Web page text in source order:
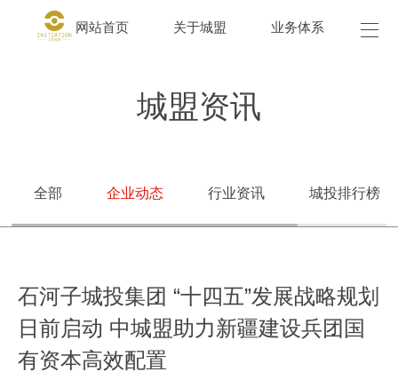
网站首页 关于城盟 业务体系 城
城盟资讯
全部 企业动态 行业资讯 城投排行榜
石河子城投集团 “十四五”发展战略规划
日前启动 中城盟助力新疆建设兵团国
有资本高效配置